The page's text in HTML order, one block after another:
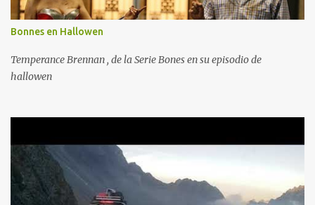
Bonnes en Hallowen
Temperance Brennan , de la Serie Bones en su episodio de
hallowen